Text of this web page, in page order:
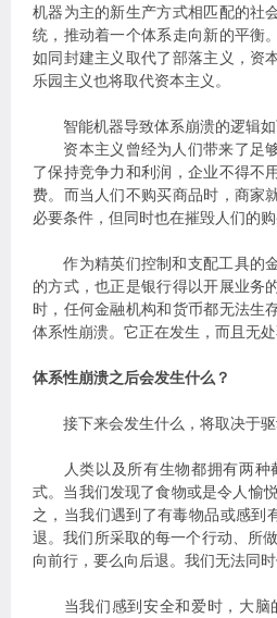
机器为主的新生产方式相匹配的社
统，推动着一个体系走向新的平衡
如同封建主义取代了部落主义，资
乐园主义也将取代资本主义。
智能机器导致体系崩溃的逻辑如
资本主义曾经为人们带来了足够
了保持竞争力和利润，企业不得不
费。而当人们不购买商品时，商家
必要条件，但同时也在摧毁人们的
作为精英们控制和支配工具的金
的方式，也正是银行得以开展业务
时，任何金融机构和货币都无法生
体系性崩溃。它正在发生，而且无处
体系性崩溃之后会发生什么？
接下来会发生什么，将取决于驱
人类以及所有生物都拥有两种
式。当我们发现了食物或是令人愉
之，当我们遇到了有毒物品或感到
退。我们所采取的每一个行动、所
向前行，要么向后退。我们无法同时
当我们感到安全和爱时，大脑